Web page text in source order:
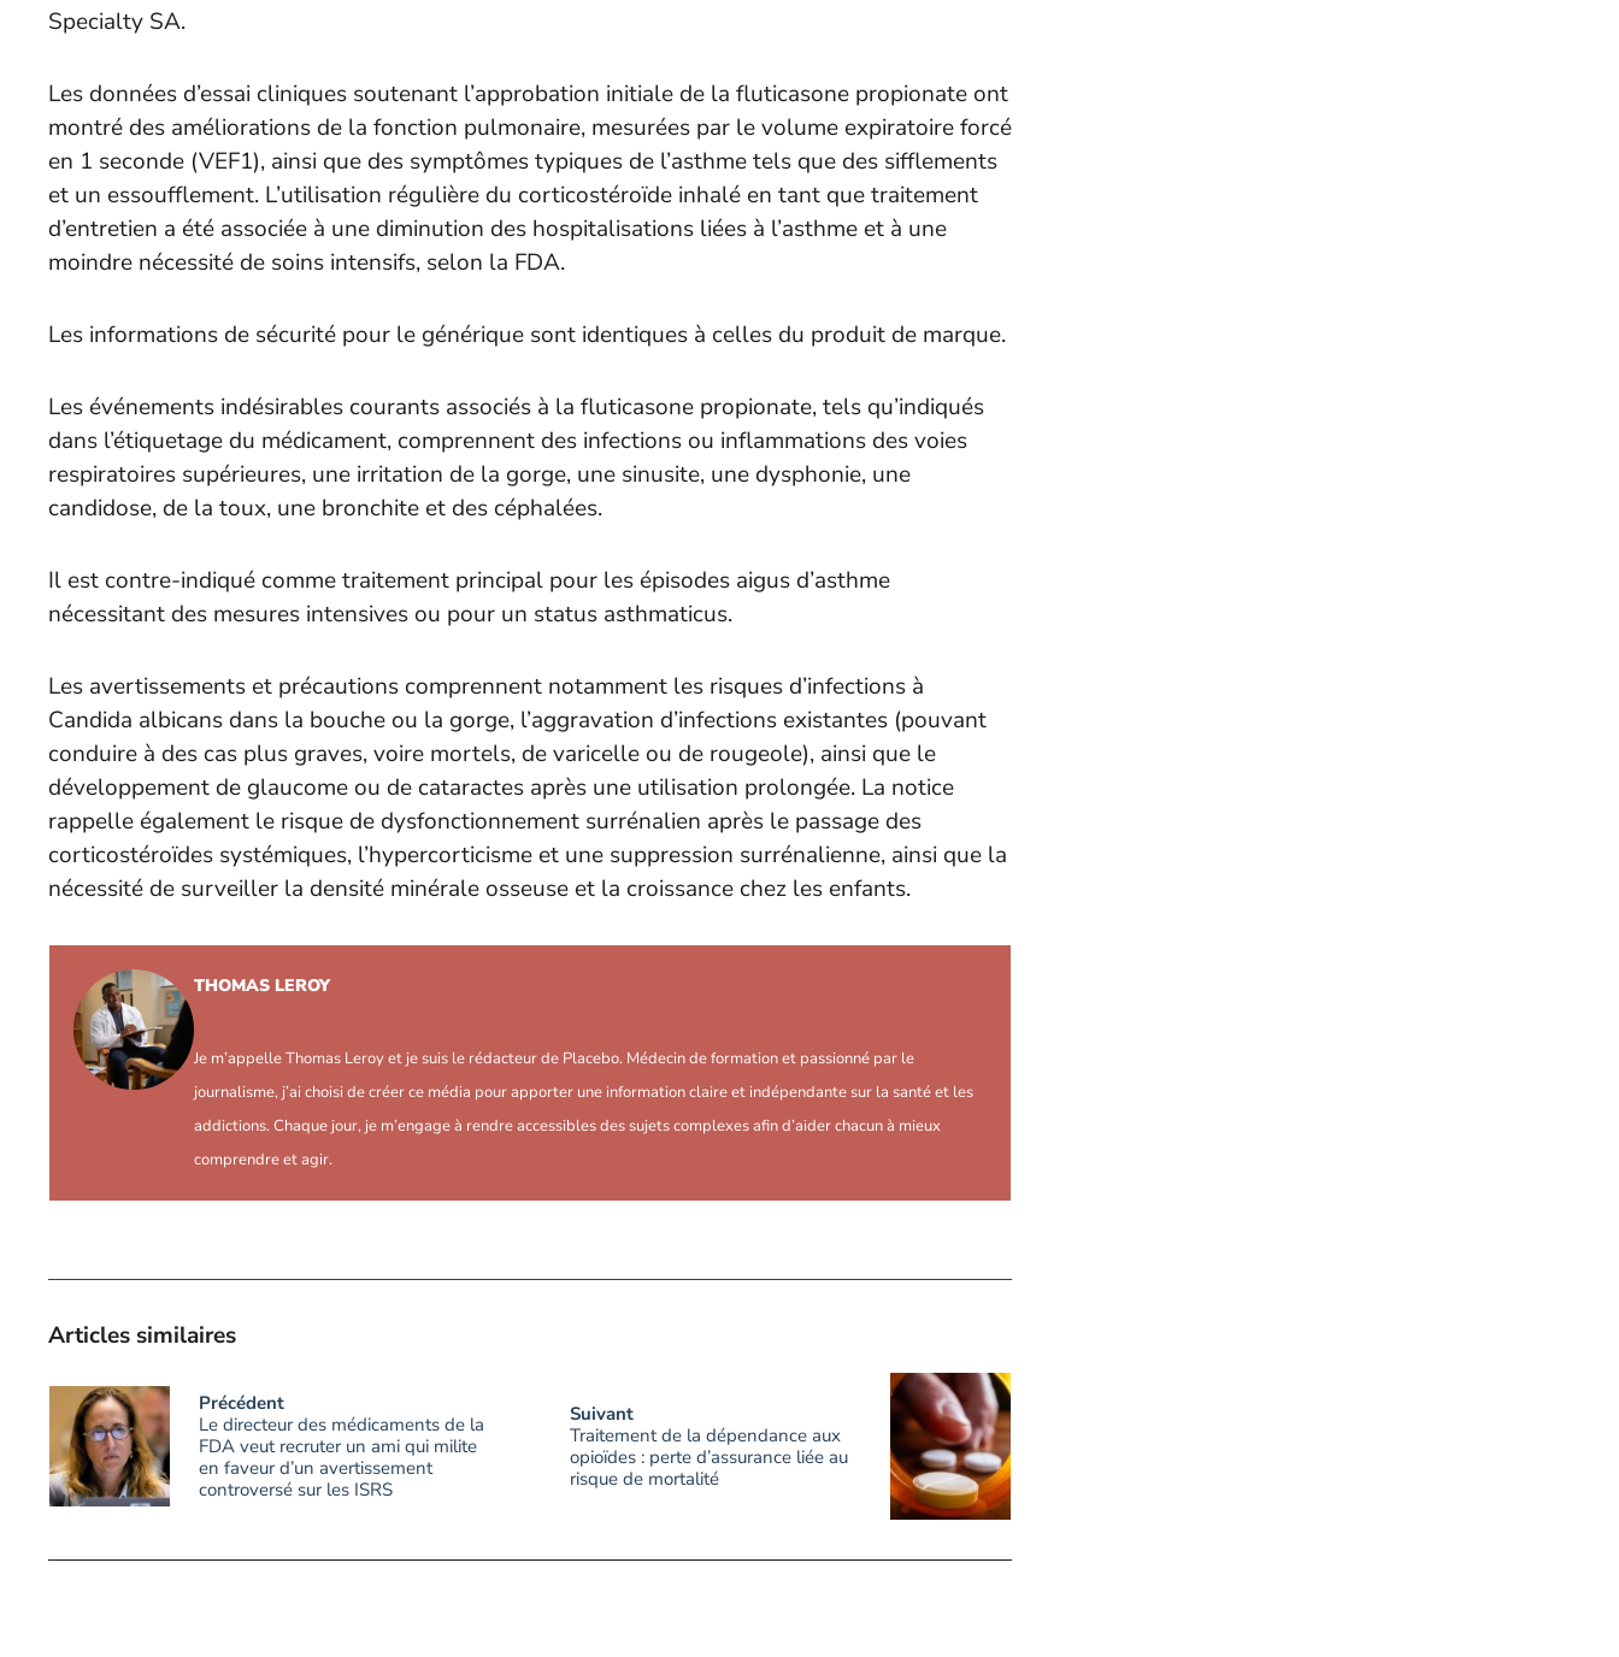
Specialty SA.
Les données d’essai cliniques soutenant l’approbation initiale de la fluticasone propionate ont
montré des améliorations de la fonction pulmonaire, mesurées par le volume expiratoire forcé
en 1 seconde (VEF1), ainsi que des symptômes typiques de l’asthme tels que des sifflements
et un essoufflement. L’utilisation régulière du corticostéroïde inhalé en tant que traitement
d’entretien a été associée à une diminution des hospitalisations liées à l’asthme et à une
moindre nécessité de soins intensifs, selon la FDA.
Les informations de sécurité pour le générique sont identiques à celles du produit de marque.
Les événements indésirables courants associés à la fluticasone propionate, tels qu’indiqués
dans l’étiquetage du médicament, comprennent des infections ou inflammations des voies
respiratoires supérieures, une irritation de la gorge, une sinusite, une dysphonie, une
candidose, de la toux, une bronchite et des céphalées.
Il est contre-indiqué comme traitement principal pour les épisodes aigus d’asthme
nécessitant des mesures intensives ou pour un status asthmaticus.
Les avertissements et précautions comprennent notamment les risques d’infections à
Candida albicans dans la bouche ou la gorge, l’aggravation d’infections existantes (pouvant
conduire à des cas plus graves, voire mortels, de varicelle ou de rougeole), ainsi que le
développement de glaucome ou de cataractes après une utilisation prolongée. La notice
rappelle également le risque de dysfonctionnement surrénalien après le passage des
corticostéroïdes systémiques, l’hypercorticisme et une suppression surrénalienne, ainsi que la
nécessité de surveiller la densité minérale osseuse et la croissance chez les enfants.
THOMAS LEROY
Je m’appelle Thomas Leroy et je suis le rédacteur de Placebo. Médecin de formation et passionné par le
journalisme, j’ai choisi de créer ce média pour apporter une information claire et indépendante sur la santé et les
addictions. Chaque jour, je m’engage à rendre accessibles des sujets complexes afin d’aider chacun à mieux
comprendre et agir.
Articles similaires
Précédent
Le directeur des médicaments de la
FDA veut recruter un ami qui milite
en faveur d’un avertissement
controversé sur les ISRS
Suivant
Traitement de la dépendance aux
opioïdes : perte d’assurance liée au
risque de mortalité